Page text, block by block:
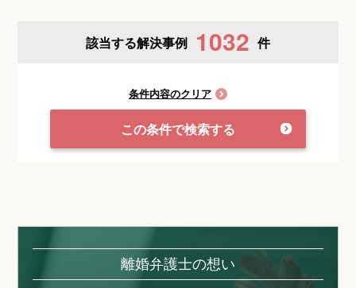
該当する解決事例 1032 件
条件内容のクリア
この条件で検索する
離婚弁護士の想い